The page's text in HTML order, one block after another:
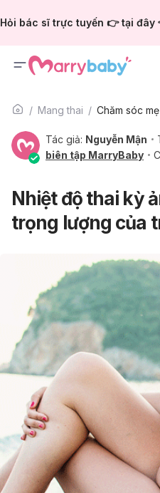
Hỏi bác sĩ trực tuyến 👉 tại đây
Mang thai Chăm sóc
Tác giả: Nguyễn Mận
biên tập MarryBaby
Nhiệt độ thai kỳ
trọng lượng của